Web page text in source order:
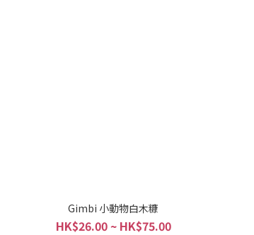
Gimbi 小動物白木糠
HK$26.00 ~ HK$75.00